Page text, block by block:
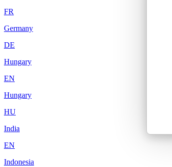
FR
Germany
DE
Hungary
EN
Hungary
HU
India
EN
Indonesia